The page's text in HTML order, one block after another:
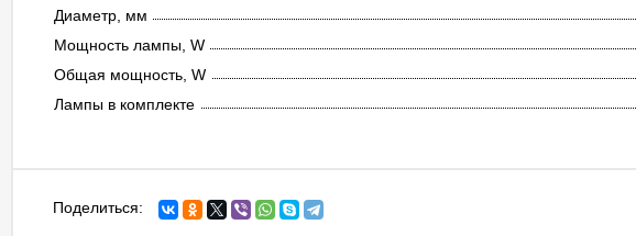
Диаметр, мм
Мощность лампы, W
Общая мощность, W
Лампы в комплекте
Поделиться: